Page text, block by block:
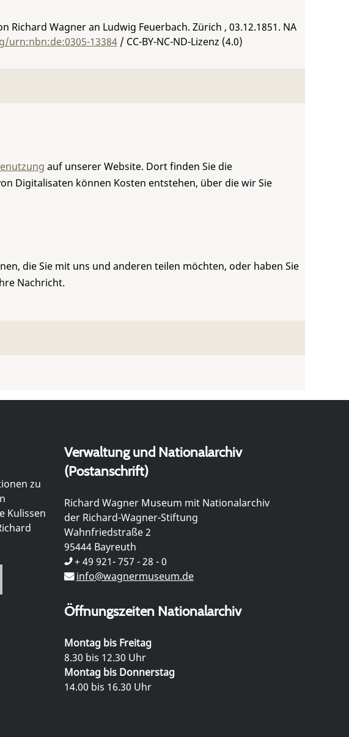
Richard Wagner an Ludwig Feuerbach. Zürich , 03.12.1851. NA
urn:nbn:de:0305-13384 / CC-BY-NC-ND-Lizenz (4.0)
auf unserer Website. Dort finden Sie die
Digitalisaten können Kosten entstehen, über die wir Sie
die Sie mit uns und anderen teilen möchten, oder haben Sie
Nachricht.
zu
Kulissen
Verwaltung und Nationalarchiv
(Postanschrift)
Richard Wagner Museum mit Nationalarchiv
der Richard-Wagner-Stiftung
Wahnfriedstraße 2
95444 Bayreuth
+ 49 921- 757 - 28 - 0
info@wagnermuseum.de
Öffnungszeiten Nationalarchiv
Montag bis Freitag
8.30 bis 12.30 Uhr
Montag bis Donnerstag
14.00 bis 16.30 Uhr